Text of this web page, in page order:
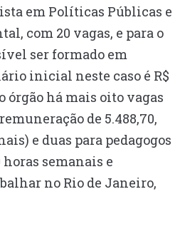
em Políticas Públicas e
com 20 vagas, e para o
ser formado em
inicial neste caso é R$
órgão há mais oito vagas
de 5.488,70,
e duas para pedagogos
horas semanais e
no Rio de Janeiro,